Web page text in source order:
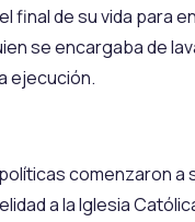
final de su vida para
se encargaba de
ejecución.
comenzaron a
a la Iglesia